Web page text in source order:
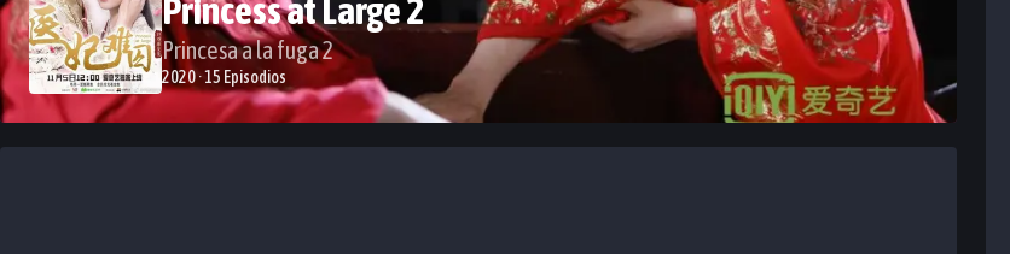
Princess at Large 2
Princesa a la fuga 2
2020 · 15 Episodios